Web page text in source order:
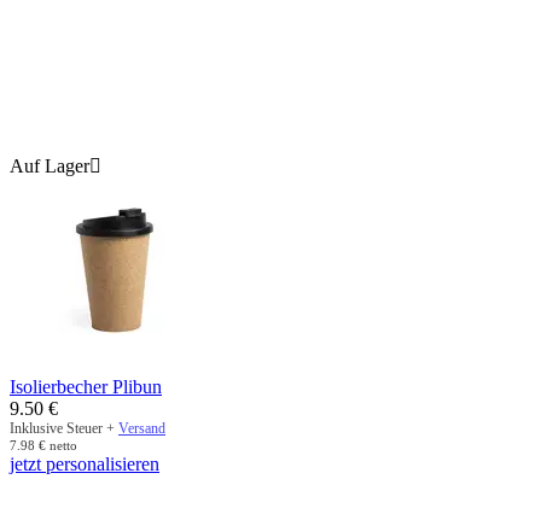
Auf Lager
Isolierbecher Plibun
9.50 €
Inklusive Steuer + Versand
7.98 € netto
jetzt personalisieren